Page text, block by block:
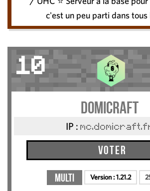
c'est un peu parti dans tous
10
DomiCraft
IP :
Voter
Multi Version :1.21.2